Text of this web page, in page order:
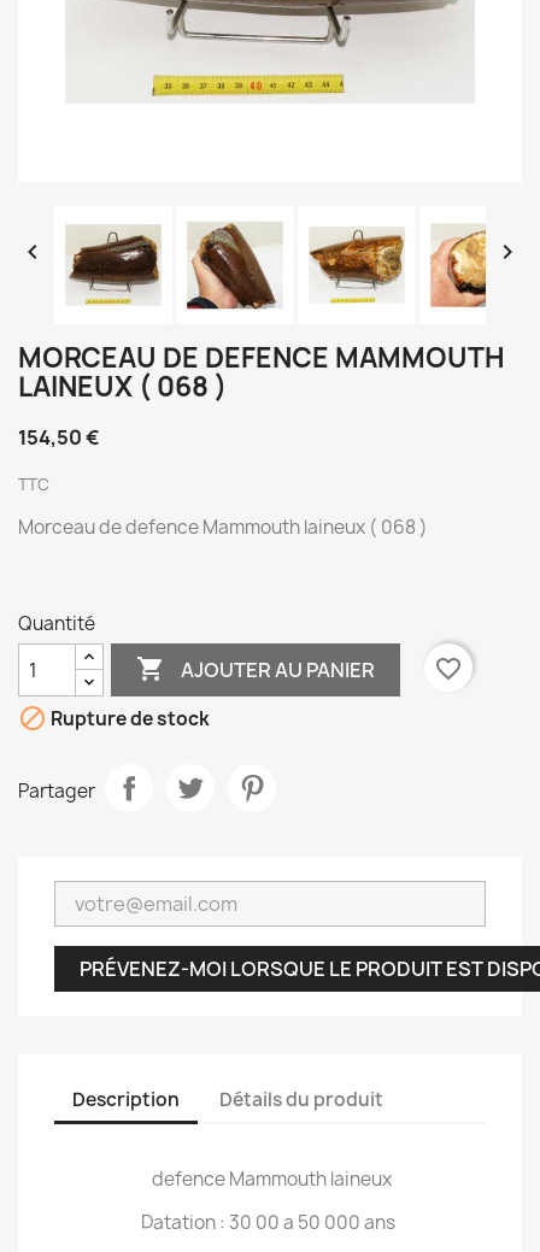
 
MORCEAU DE DEFENCE MAMMOUTH
LAINEUX ( 068 )
154,50 €
TTC
Morceau de defence Mammouth laineux ( 068 )
Quantité
 AJOUTER AU PANIER
favorite_border
 Rupture de stock
Partager
PRÉVENEZ-MOI LORSQUE LE PRODUIT EST
Description Détails du produit
defence Mammouth laineux
Datation : 30 00 a 50 000 ans